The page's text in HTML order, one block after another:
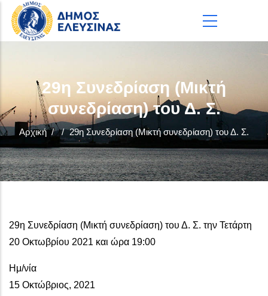
Παράκαμψη προς το κυρίως περιεχόμενο
29η Συνεδρίαση (Μικτή
συνεδρίαση) του Δ. Σ.
Αρχική / / 29η Συνεδρίαση (Μικτή συνεδρίαση) του Δ. Σ.
29η Συνεδρίαση (Μικτή συνεδρίαση) του Δ. Σ. την Τετάρτη
20 Οκτωβρίου 2021 και ώρα 19:00
Ημ/νία
15 Οκτώβριος, 2021